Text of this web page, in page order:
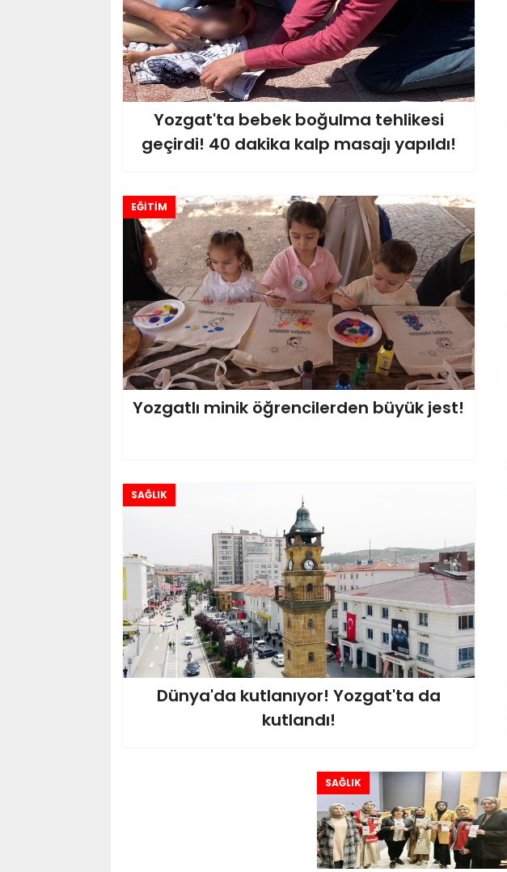
Yozgat'ta bebek boğulma tehlikesi
geçirdi! 40 dakika kalp masajı yapıldı!
EĞİTİM
Yozgatlı minik öğrencilerden büyük jest!
SAĞLIK
Dünya'da kutlanıyor! Yozgat'ta da
kutlandı!
SAĞLIK